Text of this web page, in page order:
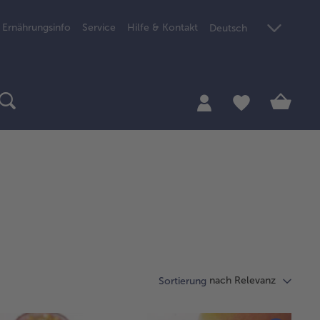
Ernährungsinfo Service Hilfe & Kontakt Deutsch
Sortierung nach Relevanz